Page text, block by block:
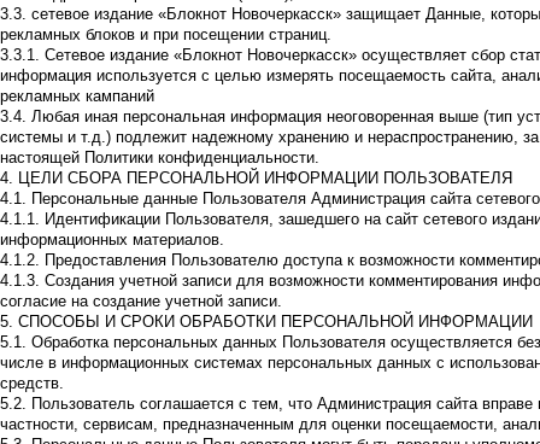
3.3. сетевое издание «Блокнот Новочеркасск» защищает Данные,
рекламных блоков и при посещении страниц.
3.3.1. Сетевое издание «Блокнот Новочеркасск» осуществляет сбор
информация используется с целью измерять посещаемость сайта,
рекламных кампаний
3.4. Любая иная персональная информация неоговоренная выше (тип
системы и т.д.) подлежит надежному хранению и нераспространению,
настоящей Политики конфиденциальности.
4. ЦЕЛИ СБОРА ПЕРСОНАЛЬНОЙ ИНФОРМАЦИИ ПОЛЬЗОВАТЕЛЯ
4.1. Персональные данные Пользователя Администрация сайта
4.1.1. Идентификации Пользователя, зашедшего на сайт сетевого
информационных материалов.
4.1.2. Предоставления Пользователю доступа к возможности
4.1.3. Создания учетной записи для возможности комментирования
согласие на создание учетной записи.
5. СПОСОБЫ И СРОКИ ОБРАБОТКИ ПЕРСОНАЛЬНОЙ ИНФОРМАЦИИ
5.1. Обработка персональных данных Пользователя осуществляется
числе в информационных системах персональных данных с
средств.
5.2. Пользователь соглашается с тем, что Администрация сайта
частности, сервисам, предназначенным для оценки посещаемости,